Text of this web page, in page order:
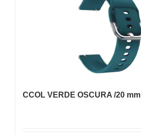
CCOL VERDE OSCURA /20 mm